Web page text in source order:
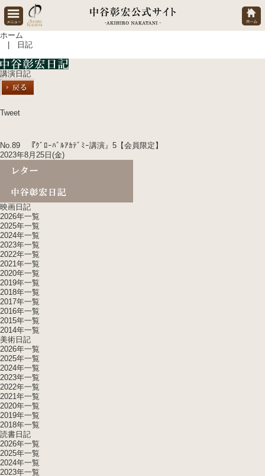
ホーム
| 日記
講演日記
Tweet
No.89 『ｸﾞﾛｰﾊﾞﾙｱｶﾃﾞﾐｰ講演』5【会員限定】
2023年8月25日(金)
映画日記
2026年一覧
2025年一覧
2024年一覧
2023年一覧
2022年一覧
2021年一覧
2020年一覧
2019年一覧
2018年一覧
2017年一覧
2016年一覧
2015年一覧
2014年一覧
美術日記
2026年一覧
2025年一覧
2024年一覧
2023年一覧
2022年一覧
2021年一覧
2020年一覧
2019年一覧
2018年一覧
読書日記
2026年一覧
2025年一覧
2024年一覧
2023年一覧